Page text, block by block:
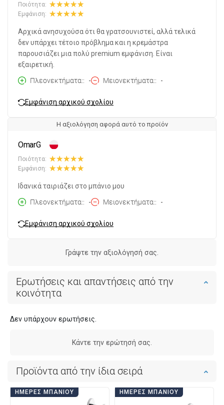
Ποιότητα:
Εμφάνιση:
Αρχικά ανησυχούσα ότι θα γρατσουνιστεί, αλλά τελικά
δεν υπάρχει τέτοιο πρόβλημα και η κρεμάστρα
παρουσιάζει μια πολύ premium εμφάνιση. Είναι
εξαιρετική.
Πλεονεκτήματα:
- Μειονεκτήματα: -
Εμφάνιση αρχικού σχολίου
Η αξιολόγηση αφορά αυτό το προϊόν
OmarG
Ποιότητα:
Εμφάνιση:
Ιδανικά ταιριάζει στο μπάνιο μου
Πλεονεκτήματα:
- Μειονεκτήματα: -
Εμφάνιση αρχικού σχολίου
Γράψτε την αξιολόγησή σας.
Ερωτήσεις και απαντήσεις από την
κοινότητα
Δεν υπάρχουν ερωτήσεις.
Κάντε την ερώτησή σας.
Προϊόντα από την ίδια σειρά
ΗΜΈΡΕΣ ΜΠΆΝΙΟΥ ΗΜΈΡΕΣ ΜΠΆΝΙΟΥ